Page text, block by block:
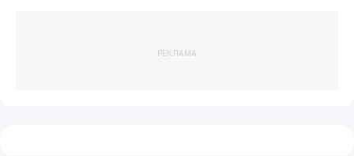
РЕКЛАМА